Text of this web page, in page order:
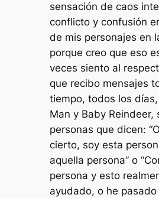
sensación de caos
conflicto y confusión
de mis personajes en
porque creo que eso
veces siento al
que recibo mensajes
tiempo, todos los
Man y Baby Reindeer,
personas que dicen:
cierto, soy esta
aquella persona” o
persona y esto
ayudado, o he pasado